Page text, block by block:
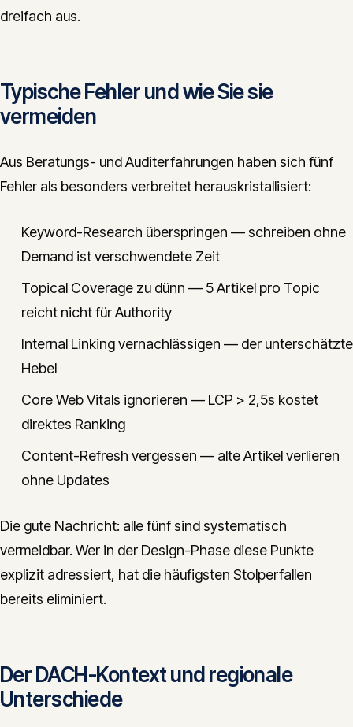
dreifach aus.
Typische Fehler und wie Sie sie
vermeiden
Aus Beratungs- und Auditerfahrungen haben sich fünf
Fehler als besonders verbreitet herauskristallisiert:
Keyword-Research überspringen — schreiben ohne
Demand ist verschwendete Zeit
Topical Coverage zu dünn — 5 Artikel pro Topic
reicht nicht für Authority
Internal Linking vernachlässigen — der unterschätzte
Hebel
Core Web Vitals ignorieren — LCP > 2,5s kostet
direktes Ranking
Content-Refresh vergessen — alte Artikel verlieren
ohne Updates
Die gute Nachricht: alle fünf sind systematisch
vermeidbar. Wer in der Design-Phase diese Punkte
explizit adressiert, hat die häufigsten Stolperfallen
bereits eliminiert.
Der DACH-Kontext und regionale
Unterschiede